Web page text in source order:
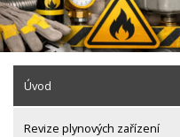
Úvod
Revize plynových zařízení